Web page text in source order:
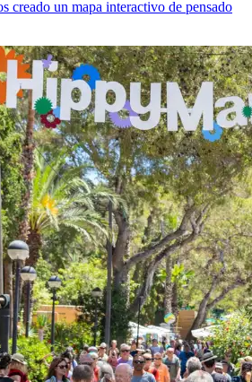
creado un mapa interactivo de pensado